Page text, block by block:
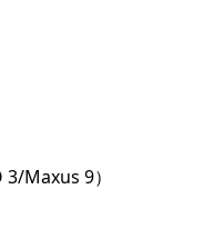
Maxus 9）